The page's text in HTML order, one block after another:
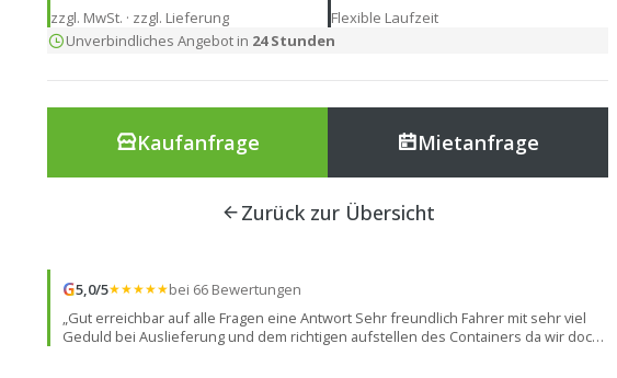
zzgl. MwSt. · zzgl. Lieferung
Flexible Laufzeit
Unverbindliches Angebot in 24 Stunden
Kaufanfrage Mietanfrage
Zurück zur Übersicht
G5,0/5★★★★★bei 66 Bewertungen
„Gut erreichbar auf alle Fragen eine Antwort Sehr freundlich Fahrer mit sehr viel
Geduld bei Auslieferung und dem richtigen aufstellen des Containers da wir doch